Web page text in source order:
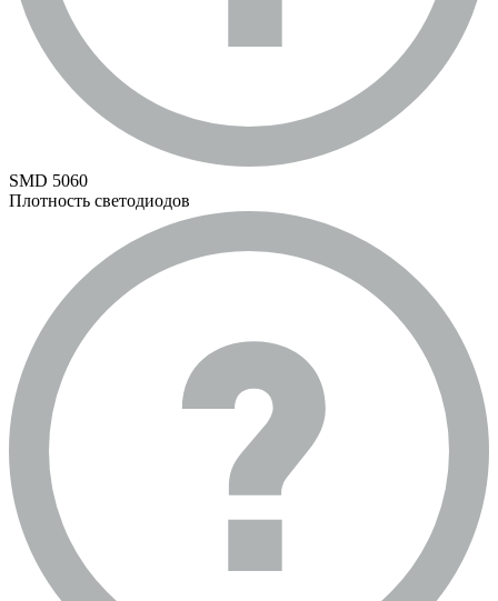
SMD 5060
Плотность светодиодов